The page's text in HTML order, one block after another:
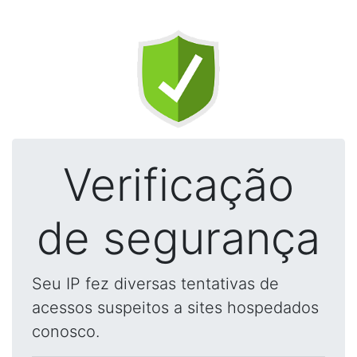
Verificação
de segurança
Seu IP fez diversas tentativas de
acessos suspeitos a sites hospedados
conosco.